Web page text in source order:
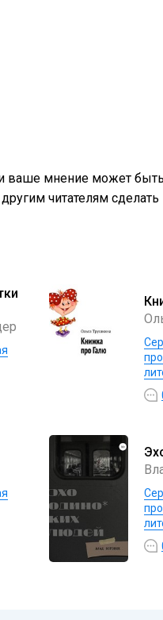
ваше мнение может
читателям